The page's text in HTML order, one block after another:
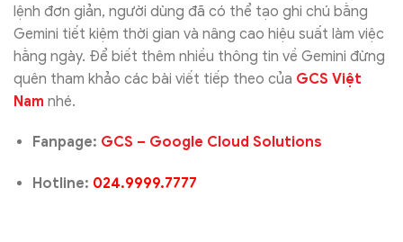
lệnh đơn giản, người dùng đã có thể tạo ghi chú bằng
Gemini tiết kiệm thời gian và nâng cao hiệu suất làm việc
hằng ngày. Để biết thêm nhiều thông tin về Gemini đừng
quên tham khảo các bài viết tiếp theo của GCS Việt
Nam nhé.
Fanpage: GCS – Google Cloud Solutions
Hotline: 024.9999.7777